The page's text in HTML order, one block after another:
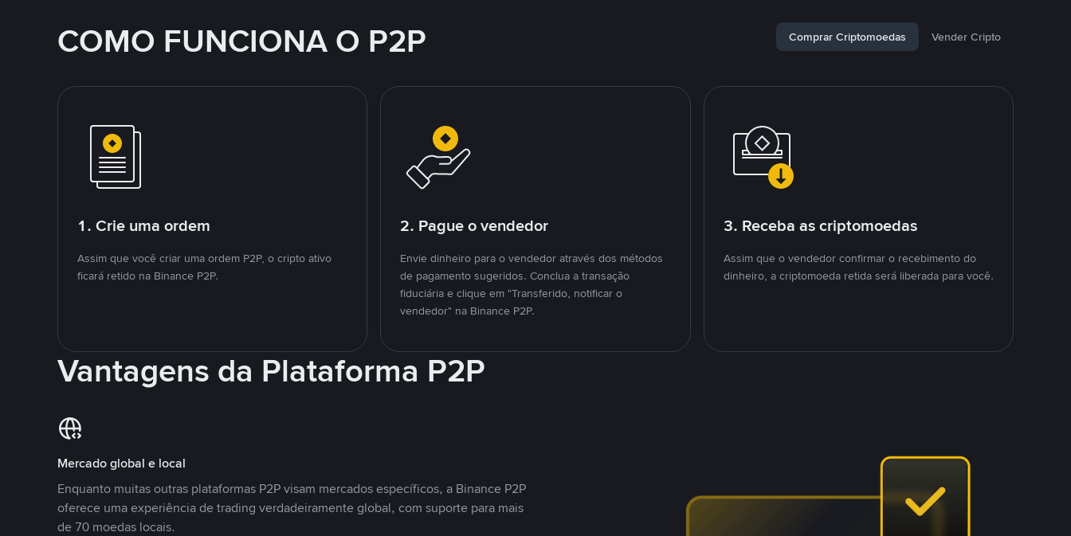
COMO FUNCIONA O P2P Comprar Criptomoedas Vender Cripto
1. Crie uma ordem
Assim que você criar uma ordem P2P, o cripto ativo
ficará retido na Binance P2P.
2. Pague o vendedor
Envie dinheiro para o vendedor através dos métodos
de pagamento sugeridos. Conclua a transação
fiduciária e clique em "Transferido, notificar o
vendedor" na Binance P2P.
3. Receba as criptomoedas
Assim que o vendedor confirmar o recebimento do
dinheiro, a criptomoeda retida será liberada para você.
Vantagens da Plataforma P2P
Mercado global e local
Enquanto muitas outras plataformas P2P visam mercados específicos, a Binance P2P
oferece uma experiência de trading verdadeiramente global, com suporte para mais
de 70 moedas locais.